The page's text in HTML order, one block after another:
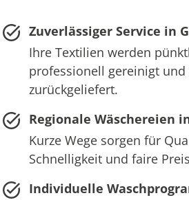
Zuverlässiger Service in
Ihre Textilien werden
professionell gereinigt
zurückgeliefert.
Regionale Wäschereien
Kurze Wege sorgen für
Schnelligkeit und faire
Individuelle